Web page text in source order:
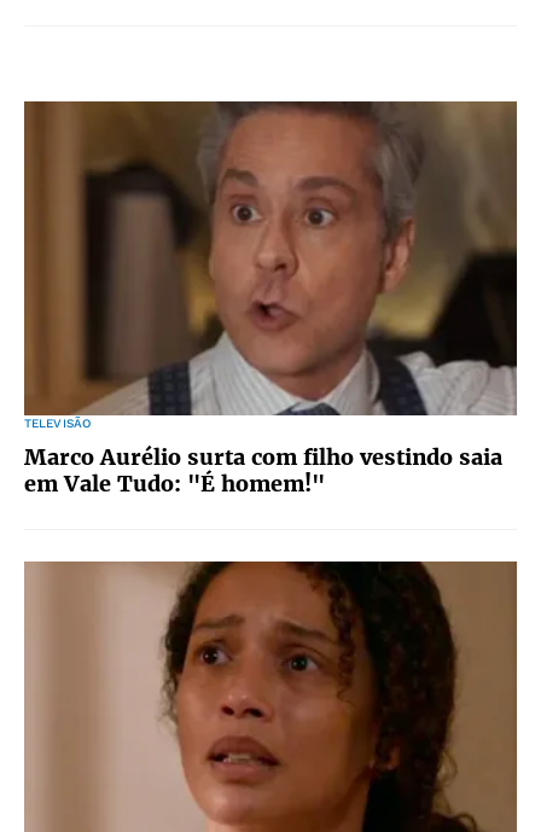
TELEVISÃO
Marco Aurélio surta com filho vestindo saia
em Vale Tudo: "É homem!"